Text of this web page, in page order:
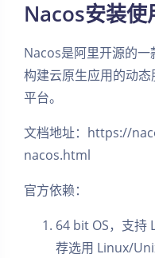
Nacos安装使
Nacos是阿里开源的
构建云原生应用的动
平台。
文档地址：https://
nacos.html
官方依赖：
64 bit OS，支
荐选用 Linux/